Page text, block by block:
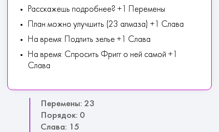
Расскажешь подробнее? +1 Перемены
План можно улучшить (23 алмаза) +1 Слава
На время: Подлить зелье +1 Слава
На время: Спросить Фригг о ней самой +1
Слава
Перемены: 23
Порядок: 0
Слава: 15